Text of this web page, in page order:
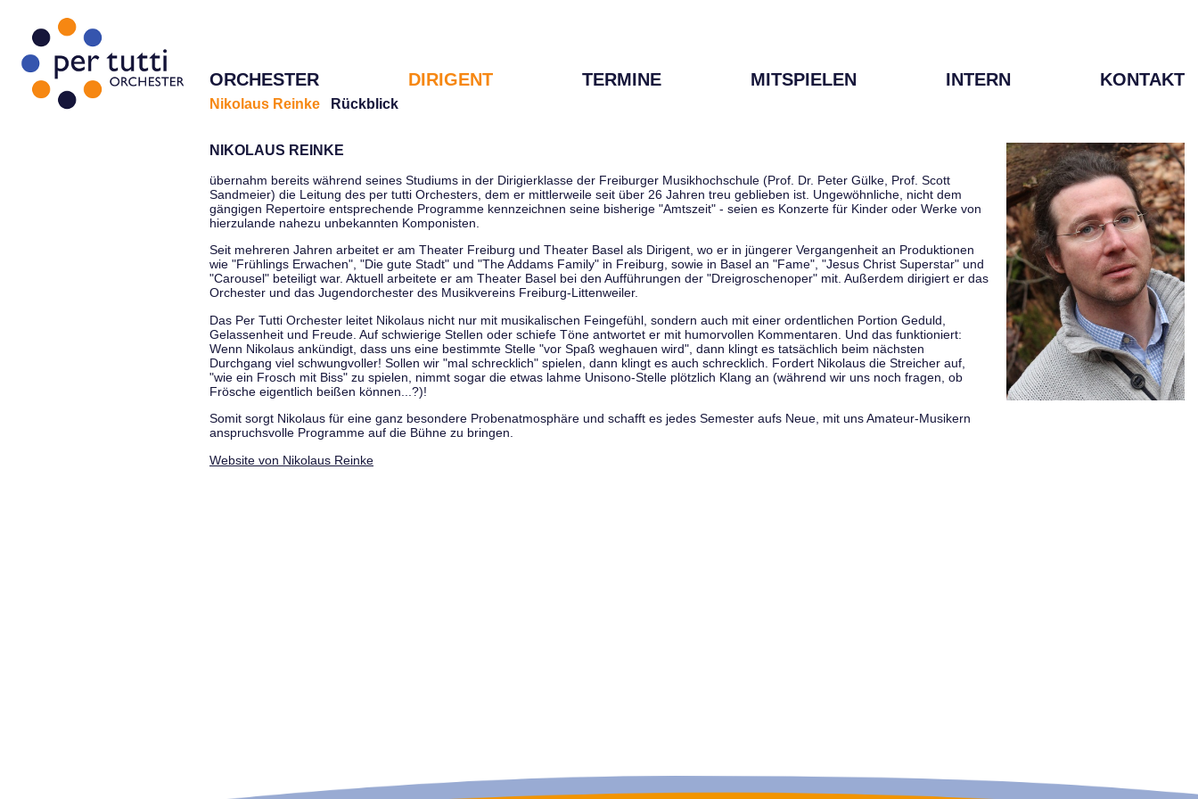
ORCHESTER DIRIGENT TERMINE MITSPIELEN INTERN KONTAKT
Nikolaus Reinke Rückblick
NIKOLAUS REINKE
übernahm bereits während seines Studiums in der Dirigierklasse der Freiburger Musikhochschule (Prof. Dr. Peter Gülke, Prof. Scott
Sandmeier) die Leitung des per tutti Orchesters, dem er mittlerweile seit über 26 Jahren treu geblieben ist. Ungewöhnliche, nicht dem
gängigen Repertoire entsprechende Programme kennzeichnen seine bisherige "Amtszeit" - seien es Konzerte für Kinder oder Werke von
hierzulande nahezu unbekannten Komponisten.
Seit mehreren Jahren arbeitet er am Theater Freiburg und Theater Basel als Dirigent, wo er in jüngerer Vergangenheit an Produktionen
wie "Frühlings Erwachen", "Die gute Stadt" und "The Addams Family" in Freiburg, sowie in Basel an "Fame", "Jesus Christ Superstar" und
"Carousel" beteiligt war. Aktuell arbeitete er am Theater Basel bei den Aufführungen der "Dreigroschenoper" mit. Außerdem dirigiert er das
Orchester und das Jugendorchester des Musikvereins Freiburg-Littenweiler.
Das Per Tutti Orchester leitet Nikolaus nicht nur mit musikalischen Feingefühl, sondern auch mit einer ordentlichen Portion Geduld,
Gelassenheit und Freude. Auf schwierige Stellen oder schiefe Töne antwortet er mit humorvollen Kommentaren. Und das funktioniert:
Wenn Nikolaus ankündigt, dass uns eine bestimmte Stelle "vor Spaß weghauen wird", dann klingt es tatsächlich beim nächsten
Durchgang viel schwungvoller! Sollen wir "mal schrecklich" spielen, dann klingt es auch schrecklich. Fordert Nikolaus die Streicher auf,
"wie ein Frosch mit Biss" zu spielen, nimmt sogar die etwas lahme Unisono-Stelle plötzlich Klang an (während wir uns noch fragen, ob
Frösche eigentlich beißen können...?)!
Somit sorgt Nikolaus für eine ganz besondere Probenatmosphäre und schafft es jedes Semester aufs Neue, mit uns Amateur-Musikern
anspruchsvolle Programme auf die Bühne zu bringen.
Website von Nikolaus Reinke